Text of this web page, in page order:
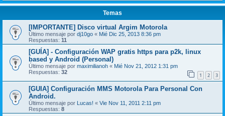
Temas
[IMPORTANTE] Disco virtual Argim Motorola
Último mensaje por dj10go « Mié Dic 25, 2013 8:36 pm
Respuestas: 11
[GUÍA] - Configuración WAP gratis https para p2k, linux
based y Android (Personal)
Último mensaje por maximilianoh « Mié Nov 21, 2012 1:31 pm
Respuestas: 32 1 2 3
[GUIA] Configuración MMS Motorola Para Personal Con
Android.
Último mensaje por Lucas! « Vie Nov 11, 2011 2:11 pm
Respuestas: 8